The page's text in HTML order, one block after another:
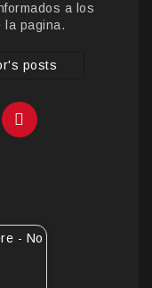
a los
la pagina.
posts